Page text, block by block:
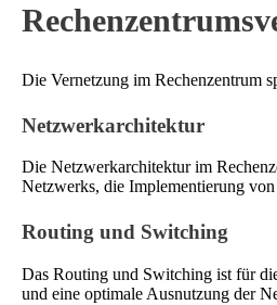
Die Vernetzung im Rechenzentrum
Netzwerkarchitektur
Die Netzwerkarchitektur im
Netzwerks, die Implementierung
Routing und Switching
Das Routing und Switching ist für
und eine optimale Ausnutzung der